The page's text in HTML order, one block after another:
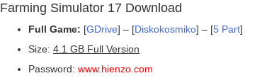
Farming Simulator 17 Download
Full Game: [GDrive] – [Diskokosmiko] – [5 Part]
Size: 4.1 GB Full Version
Password: www.hienzo.com